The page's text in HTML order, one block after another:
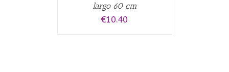
largo 60 cm
€10.40